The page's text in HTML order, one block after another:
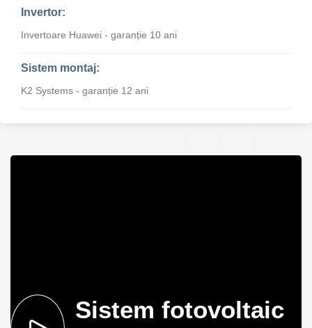
Invertor:
Invertoare Huawei - garanție 10 ani
Sistem montaj:
K2 Systems - garanție 12 ani
Sistem fotovoltaic